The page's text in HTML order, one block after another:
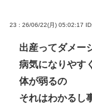
23 : 26/06/22(月) 05:02:17
出産ってダメー
病気になりやす
体が弱るの
それはわかるし